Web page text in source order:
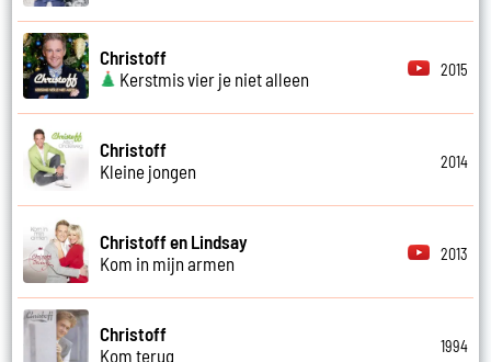
Christoff
Kerstmis vier je niet alleen
2015
Christoff
Kleine jongen
2014
Christoff en Lindsay
Kom in mijn armen
2013
Christoff
Kom terug
1994